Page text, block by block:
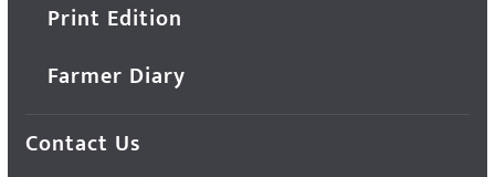
Print Edition
Farmer Diary
Contact Us